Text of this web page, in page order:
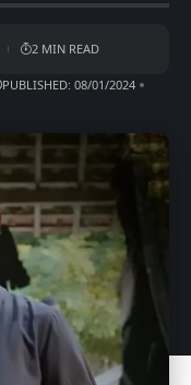
PUBLISHED: 08/01/2024
2 MIN READ